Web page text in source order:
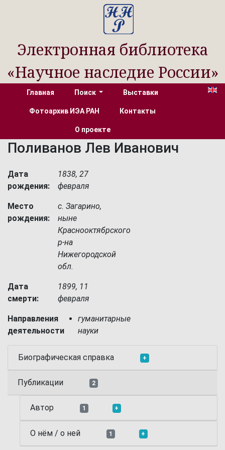
Электронная библиотека
«Научное наследие России»
Главная Поиск Выставки
Фотоархив ИЭА РАН Контакты
О проекте
Поливанов Лев Иванович
Дата
рождения:
1838, 27
февраля
Место
рождения:
с. Загарино,
ныне
Краснооктябрского
р-на
Нижегородской
обл.
Дата
смерти:
1899, 11
февраля
Направления
деятельности
гуманитарные
науки
Биографическая справка +
Публикации 2
Автор 1 +
О нём / о ней 1 +